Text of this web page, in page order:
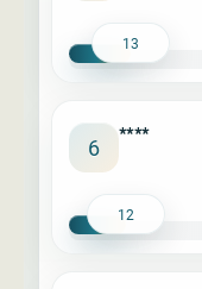
13
6 ****
12